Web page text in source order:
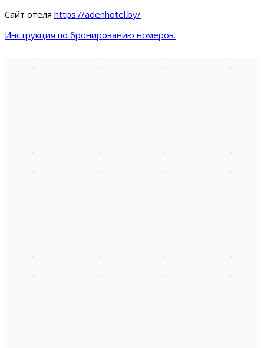
Сайт отеля https://adenhotel.by/
Инструкция по бронированию номеров.